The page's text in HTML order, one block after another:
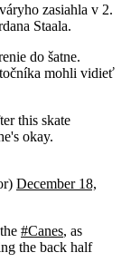
zasiahla v 2.
Staala.
do šatne.
mohli vidieť
this skate
okay.
December 18,
#Canes, as
the back half